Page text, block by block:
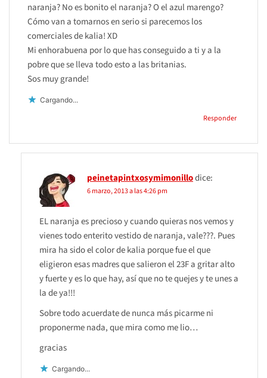
naranja? No es bonito el naranja? O el azul marengo?
Cómo van a tomarnos en serio si parecemos los
comerciales de kalia! XD
Mi enhorabuena por lo que has conseguido a ti y a la
pobre que se lleva todo esto a las britanias.
Sos muy grande!
Cargando...
Responder
peinetapintxosymimonillodice:
6 marzo, 2013 a las 4:26 pm
EL naranja es precioso y cuando quieras nos vemos y
vienes todo enterito vestido de naranja, vale???. Pues
mira ha sido el color de kalia porque fue el que
eligieron esas madres que salieron el 23F a gritar alto
y fuerte y es lo que hay, así que no te quejes y te unes a
la de ya!!!
Sobre todo acuerdate de nunca más picarme ni
proponerme nada, que mira como me lio…
gracias
Cargando...